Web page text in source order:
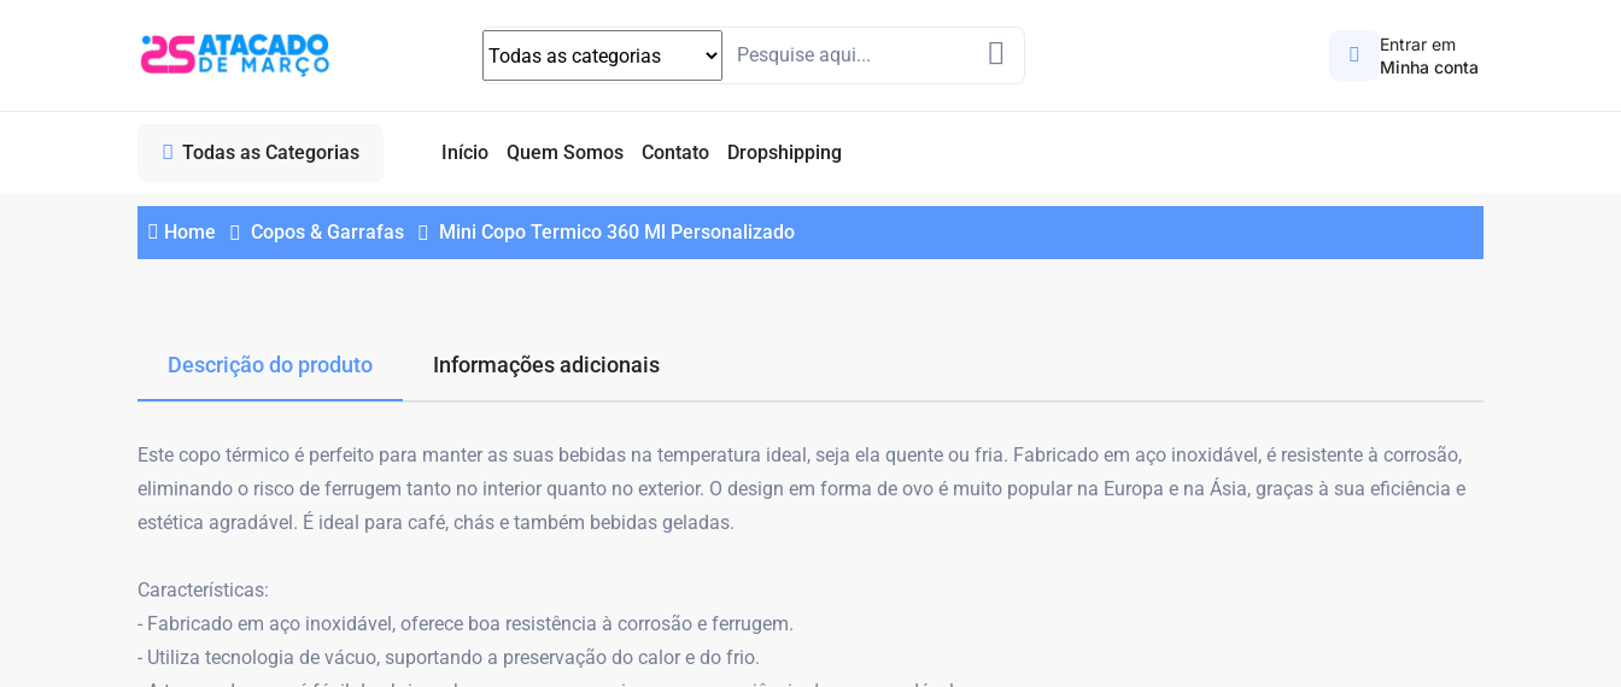
Entrar em
Minha conta
Todas as Categorias Início Quem Somos Contato Dropshipping
Home Copos & Garrafas Mini Copo Termico 360 Ml Personalizado
Descrição do produto Informações adicionais
Este copo térmico é perfeito para manter as suas bebidas na temperatura ideal, seja ela quente ou fria. Fabricado em aço inoxidável, é resistente à corrosão,
eliminando o risco de ferrugem tanto no interior quanto no exterior. O design em forma de ovo é muito popular na Europa e na Ásia, graças à sua eficiência e
estética agradável. É ideal para café, chás e também bebidas geladas.
Características:
- Fabricado em aço inoxidável, oferece boa resistência à corrosão e ferrugem.
- Utiliza tecnologia de vácuo, suportando a preservação do calor e do frio.